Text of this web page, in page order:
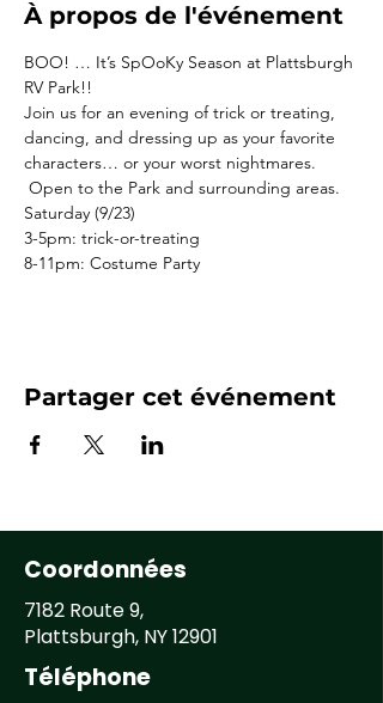
À propos de l'événement
BOO! … It’s SpOoKy Season at Plattsburgh
RV Park!!
Join us for an evening of trick or treating,
dancing, and dressing up as your favorite
characters… or your worst nightmares.
Open to the Park and surrounding areas.
Saturday (9/23)
3-5pm: trick-or-treating
8-11pm: Costume Party
Partager cet événement
Coordonnées
7182 Route 9,
Plattsburgh, NY 12901
Téléphone